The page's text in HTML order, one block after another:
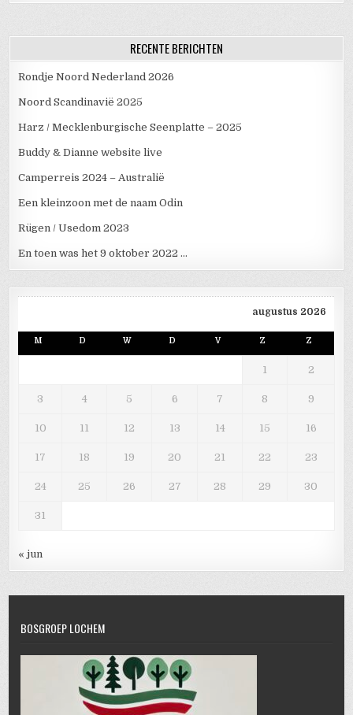
RECENTE BERICHTEN
Rondje Noord Nederland 2026
Noord Scandinavië 2025
Harz / Mecklenburgische Seenplatte – 2025
Buddy & Dianne website live
Camperreis 2024 – Australië
Een kleinzoon met de naam Odin
Rügen / Usedom 2023
En toen was het 9 oktober 2022 …
augustus 2026
M D W D V Z Z
1 2
3 4 5 6 7 8 9
10 11 12 13 14 15 16
17 18 19 20 21 22 23
24 25 26 27 28 29 30
31
« jun
BOSGROEP LOCHEM